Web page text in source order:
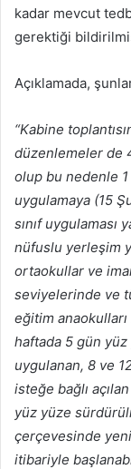
kadar mevcut
gerektiği
Açıklamada,
“Kabine
düzenlemeler de
olup bu nedenle
uygulamaya (15
sınıf
nüfuslu yerleşim
ortaokullar ve
seviyelerinde ve
eğitim
haftada 5 gün yüz
uygulanan, 8 ve
isteğe bağlı
yüz yüze
çerçevesinde
itibariyle